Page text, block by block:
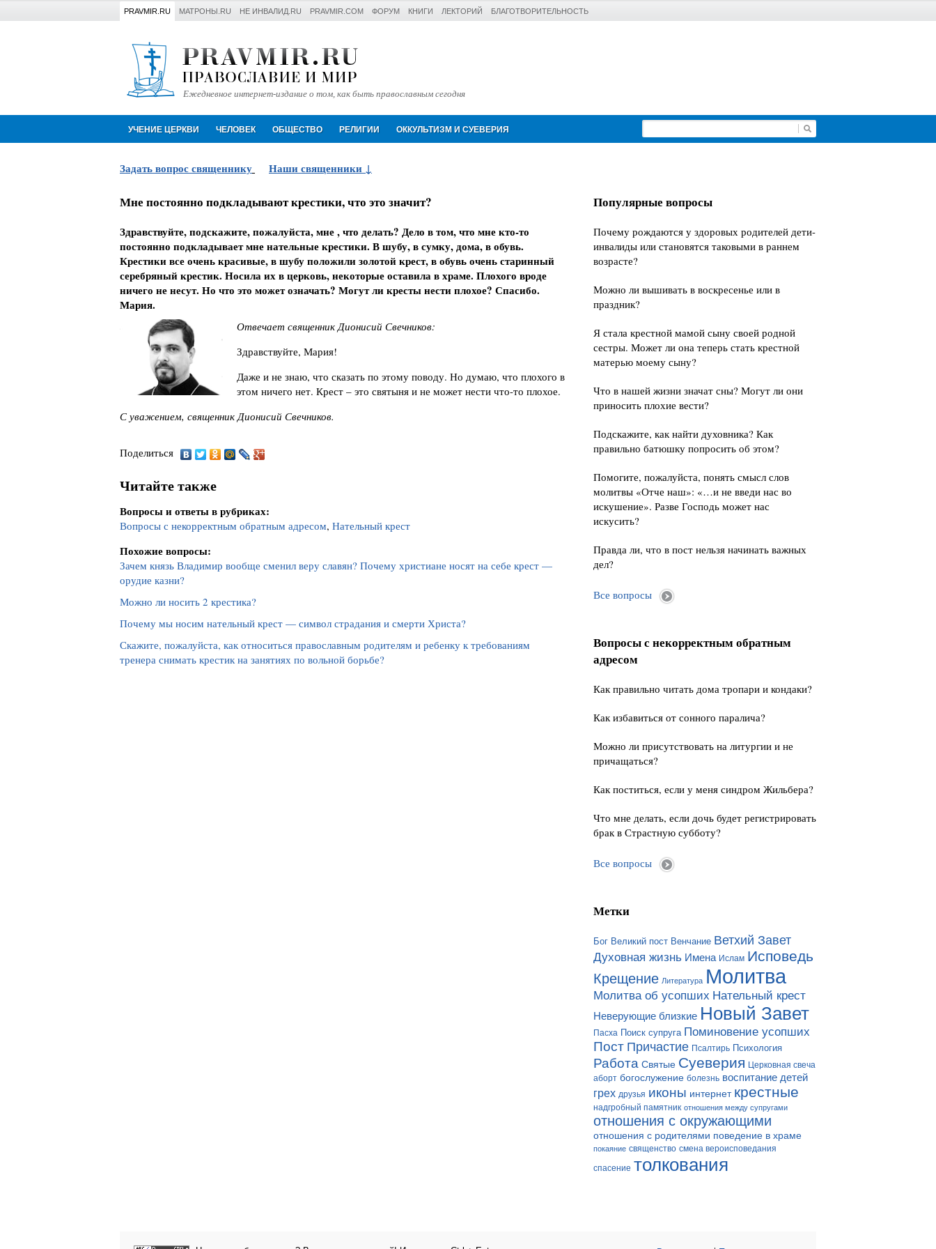
PRAVMIR.RU МАТРОНЫ.RU НЕ ИНВАЛИД.RU PRAVMIR.COM ФОРУМ КНИГИ ЛЕКТОРИЙ БЛАГОТВОРИТЕЛЬНОСТЬ
Ежедневное интернет-издание о том, как быть православным сегодня
УЧЕНИЕ ЦЕРКВИ ЧЕЛОВЕК ОБЩЕСТВО РЕЛИГИИ ОККУЛЬТИЗМ И СУЕВЕРИЯ
Искать
Задать вопрос священнику Наши священники
Мне постоянно подкладывают крестики, что это значит?
Здравствуйте, подскажите, пожалуйста, мне , что делать? Дело в том, что мне кто-то
постоянно подкладывает мне нательные крестики. В шубу, в сумку, дома, в обувь.
Крестики все очень красивые, в шубу положили золотой крест, в обувь очень старинный
серебряный крестик. Носила их в церковь, некоторые оставила в храме. Плохого вроде
ничего не несут. Но что это может означать? Могут ли кресты нести плохое? Спасибо.
Мария.
Отвечает священник Дионисий Свечников:
Здравствуйте, Мария!
Даже и не знаю, что сказать по этому поводу. Но думаю, что плохого в
этом ничего нет. Крест – это святыня и не может нести что-то плохое.
С уважением, священник Дионисий Свечников.
Поделиться
Читайте также
Вопросы и ответы в рубриках:
Вопросы с некорректным обратным адресом, Нательный крест
Похожие вопросы:
Зачем князь Владимир вообще сменил веру славян? Почему христиане носят на себе крест —
орудие казни?
Можно ли носить 2 крестика?
Почему мы носим нательный крест — символ страдания и смерти Христа?
Скажите, пожалуйста, как относиться православным родителям и ребенку к требованиям
тренера снимать крестик на занятиях по вольной борьбе?
Популярные вопросы
Почему рождаются у здоровых родителей дети-
инвалиды или становятся таковыми в раннем
возрасте?
Можно ли вышивать в воскресенье или в
праздник?
Я стала крестной мамой сыну своей родной
сестры. Может ли она теперь стать крестной
матерью моему сыну?
Что в нашей жизни значат сны? Могут ли они
приносить плохие вести?
Подскажите, как найти духовника? Как
правильно батюшку попросить об этом?
Помогите, пожалуйста, понять смысл слов
молитвы «Отче наш»: «…и не введи нас во
искушение». Разве Господь может нас
искусить?
Правда ли, что в пост нельзя начинать важных
дел?
Все вопросы
Вопросы с некорректным обратным
адресом
Как правильно читать дома тропари и кондаки?
Как избавиться от сонного паралича?
Можно ли присутствовать на литургии и не
причащаться?
Как поститься, если у меня синдром Жильбера?
Что мне делать, если дочь будет регистрировать
брак в Страстную субботу?
Все вопросы
Метки
Бог Великий пост Венчание Ветхий Завет
Духовная жизнь Имена Ислам Исповедь
Крещение Литература Молитва
Молитва об усопших Нательный крест
Неверующие близкие Новый Завет
Пасха Поиск супруга Поминовение усопших
Пост Причастие Псалтирь Психология
Работа Святые Суеверия Церковная свеча
аборт богослужение болезнь воспитание детей
грех друзья иконы интернет крестные
надгробный памятник отношения между супругами
отношения с окружающими
отношения с родителями поведение в храме
покаяние священство смена вероисповедания
спасение толкования